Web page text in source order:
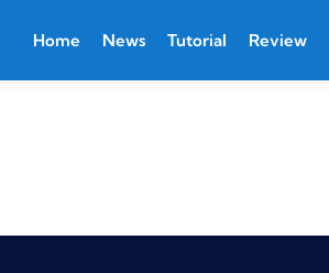
Home News Tutorial Review